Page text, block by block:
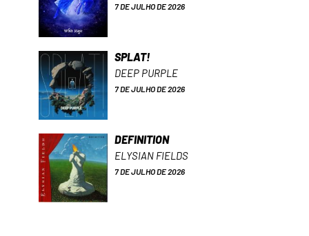
7 DE JULHO DE 2026
SPLAT!
DEEP PURPLE
7 DE JULHO DE 2026
DEFINITION
ELYSIAN FIELDS
7 DE JULHO DE 2026